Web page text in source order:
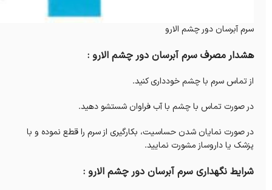
سرم آبرسان دور چشم الارو
هشدار مصرف سرم آبرسان دور چشم الارو :
از تماس سرم با چشم خودداری کنید.
در صورت تماس با چشم با آب فراوان شستشو دهید.
در صورت نمایان شدن حساسیت، بکارگیری از سرم را قطع نموده و با
پزشک یا داروساز مشورت نمایید.
شرایط نگهداری سرم آبرسان دور چشم الارو :